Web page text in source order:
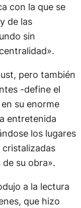
con la que se
de las
sin
pero también
-define el
su enorme
entretenida
los lugares
cristalizadas
su obra».
a la lectura
que hizo